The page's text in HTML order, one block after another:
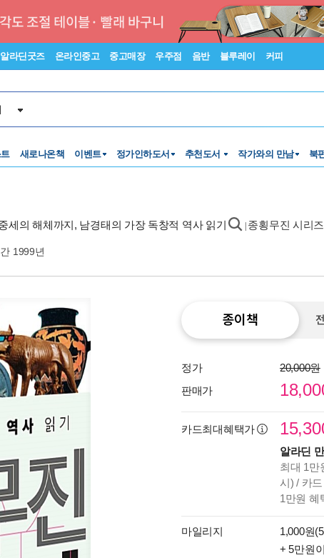
알라딘굿즈 온라인중고 중고매장 우주점 음반 블루레이 커피
새로나온책 이벤트 정가인하도서 추천도서 작가와의 만남 북
세의 해체까지, 남경태의 가장 독창적 역사 읽기 종횡무진 시리즈
1999년
종이책
정가
20,000원
판매가
카드최대혜택가
알라딘
최대 1만
시) / 카
1만원 혜
마일리지 1,000원
+ 5만원